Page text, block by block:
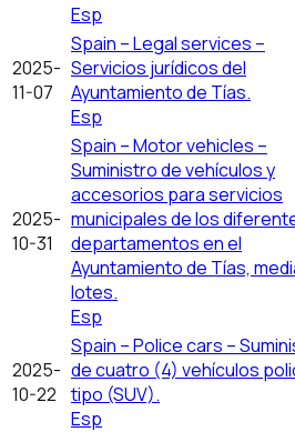
Esp
2025-
11-07
Spain – Legal services –
Servicios jurídicos del
Ayuntamiento de Tías.
Esp
2025-
10-31
Spain – Motor vehicles –
Suministro de vehículos y
accesorios para servicios
municipales de los
departamentos en el
Ayuntamiento de Tías,
lotes.
Esp
2025-
10-22
Spain – Police cars –
de cuatro (4) vehículos
tipo (SUV).
Esp